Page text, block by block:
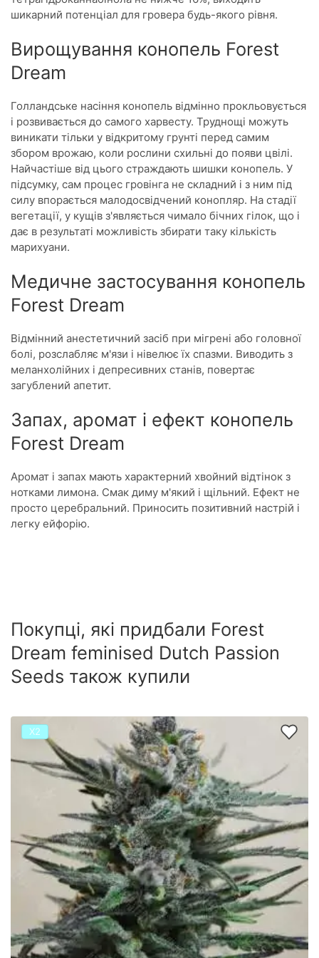
шикарний потенціал для гровера будь-якого рівня.
Вирощування конопель Forest
Dream
Голландське насіння конопель відмінно прокльовується
і розвивається до самого харвесту. Труднощі можуть
виникати тільки у відкритому грунті перед самим
збором врожаю, коли рослини схильні до появи цвілі.
Найчастіше від цього страждають шишки конопель. У
підсумку, сам процес гровінга не складний і з ним під
силу впорається малодосвідчений конопляр. На стадії
вегетації, у кущів з'являється чимало бічних гілок, що і
дає в результаті можливість збирати таку кількість
марихуани.
Медичне застосування конопель
Forest Dream
Відмінний анестетичний засіб при мігрені або головної
болі, розслабляє м'язи і нівелює їх спазми. Виводить з
меланхолійних і депресивних станів, повертає
загублений апетит.
Запах, аромат і ефект конопель
Forest Dream
Аромат і запах мають характерний хвойний відтінок з
нотками лимона. Смак диму м'який і щільний. Ефект не
просто церебральний. Приносить позитивний настрій і
легку ейфорію.
Покупці, які придбали Forest
Dream feminised Dutch Passion
Seeds також купили
Х2